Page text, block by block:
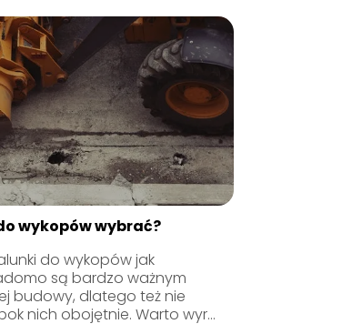
wykopów wybrać?
do wykopów jak
są bardzo ważnym
budowy, dlatego też nie
nich obojętnie. Warto wyr...